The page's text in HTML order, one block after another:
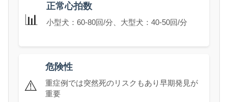
📊
正常心拍数
小型犬：60-80回/分、大型犬：40-50回/分
⚠️
危険性
重症例では突然死のリスクもあり早期発見が
重要